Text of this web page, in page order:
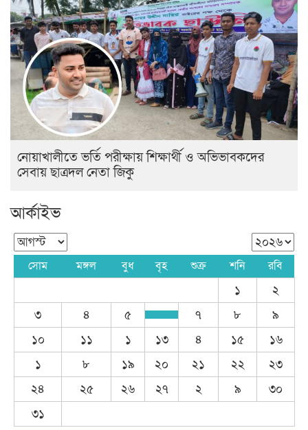
নোয়াখালীতে ভর্তি পরীক্ষায় শিক্ষার্থী ও অভিভাবকদের
সেবায় ছাত্রদল নেতা জিকু
আর্কাইভ
সোম মঙ্গল বুধ বৃহ শুক্র শনি রবি
১
২
৩
৪ ৫ ৭ ৮
৯
১০
১১ ১ ১৩ ৪ ১৫
১৬
১
৮ ১৯ ২০ ২১ ২২
২৩
২৪
২৫ ২৬ ২৭ ২ ৯
৩০
৩১